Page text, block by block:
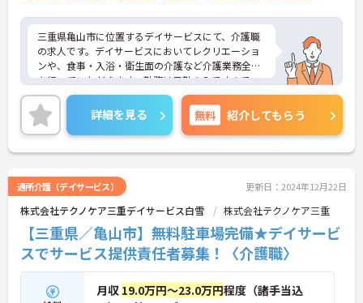
三重県亀山市に位置するデイサービスにて、介護職
の求人です。デイサービスにおいてレクリエーショ
ンや、食事・入浴・衛生面の介護など介護業務全般
を行っていただきます。勤務は日勤のみですので、
プライベートとの両立がしやすい環境です。ご興味
のある方は面接対策ポイントなどさらに詳細をお話
いたしますので、お気軽にお問い合わせください。
詳細を見る 無料 紹介してもらう
通所介護（デイサービス） 更新日：2024年12月22日
株式会社テクノケア三重デイサービス白雪 株式会社テクノケア三重
【三重県／亀山市】無料駐車場完備★デイサービ
スでサービス提供責任者募集！〈介護職〉
月収 19.0万円～23.0万円程度（諸手当込